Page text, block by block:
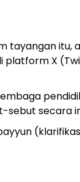
tayangan itu,
X
sebut secara